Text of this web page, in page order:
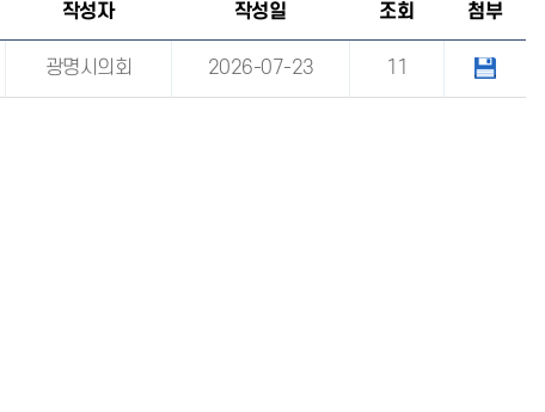
작성자 작성일 조회 첨부
광명시의회 2026-07-23 11